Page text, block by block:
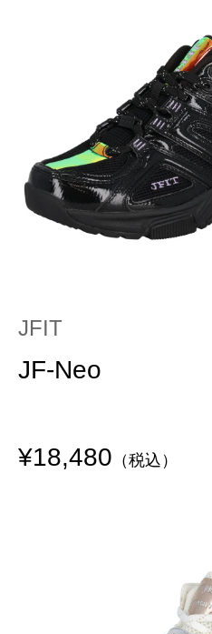
JFIT
JF-Neo
¥18,480 （税込）